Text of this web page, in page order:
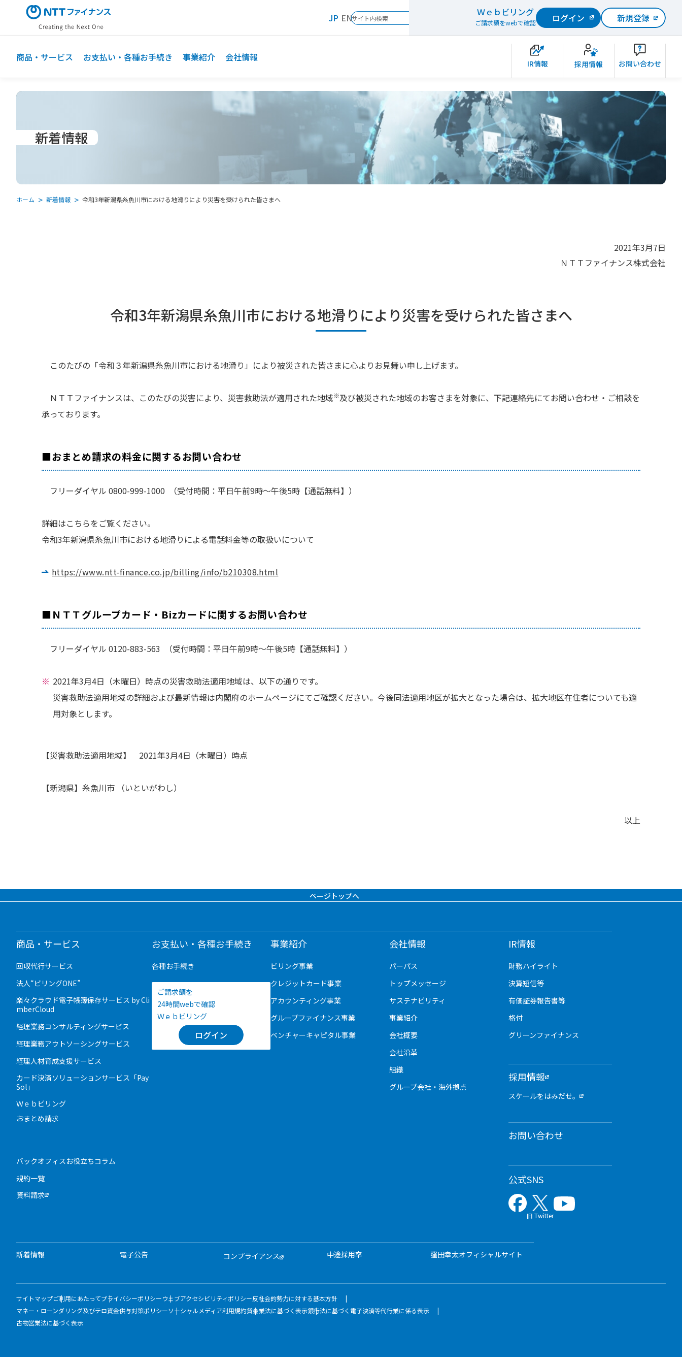
ン
JP EN Ｗｅｂビリング
ご請求額をwebで確認 ログイン 新規登録
商品・サービス お支払い・各種お手続き 事業紹介 会社情報
IR情報 採用情報 お問い合わせ
新着情報
ホーム 新着情報 令和3年新潟県糸魚川市における地滑りにより災害を受けられた皆さまへ
2021年3月7日
ＮＴＴファイナンス株式会社
令和3年新潟県糸魚川市における地滑りにより災害を受けられた皆さまへ
このたびの「令和３年新潟県糸魚川市における地滑り」により被災された皆さまに心よりお見舞い申し上げます。
ＮＴＴファイナンスは、このたびの災害により、災害救助法が適用された地域※及び被災された地域のお客さまを対象に、下記連絡先にてお問い合わせ・ご相談を
承っております。
■おまとめ請求の料金に関するお問い合わせ
フリーダイヤル 0800-999-1000 （受付時間：平日午前9時～午後5時【通話無料】）
詳細はこちらをご覧ください。
令和3年新潟県糸魚川市における地滑りによる電話料金等の取扱いについて
https://www.ntt-finance.co.jp/billing/info/b210308.html
■ＮＴＴグループカード・Bizカードに関するお問い合わせ
フリーダイヤル 0120-883-563 （受付時間：平日午前9時～午後5時【通話無料】）
2021年3月4日（木曜日）時点の災害救助法適用地域は、以下の通りです。
災害救助法適用地域の詳細および最新情報は内閣府のホームページにてご確認ください。今後同法適用地区が拡大となった場合は、拡大地区在住者についても適
用対象とします。
【災害救助法適用地域】 2021年3月4日（木曜日）時点
【新潟県】糸魚川市 （いといがわし）
以上
ページトップへ
商品・サービス
回収代行サービス
法人“ビリングONE”
楽々クラウド電子帳簿保存サービス by Cli
mberCloud
経理業務コンサルティングサービス
経理業務アウトソーシングサービス
経理人材育成支援サービス
カード決済ソリューションサービス「Pay
Sol」
Ｗｅｂビリング
おまとめ請求
バックオフィスお役立ちコラム
規約一覧
資料請求
お支払い・各種お手続き
各種お手続き
ご請求額を
24時間webで確認
Ｗｅｂビリング
ログイン
事業紹介
ビリング事業
クレジットカード事業
アカウンティング事業
グループファイナンス事業
ベンチャーキャピタル事業
会社情報
パーパス
トップメッセージ
サステナビリティ
事業紹介
会社概要
会社沿革
組織
グループ会社・海外拠点
IR情報
財務ハイライト
決算短信等
有価証券報告書等
格付
グリーンファイナンス
採用情報
スケールをはみだせ。
お問い合わせ
公式SNS
旧 Twitter
新着情報 電子公告 コンプライアンス 中途採用率 窪田幸太オフィシャルサイト
サイトマップご利用にあたってプライバシーポリシーウェブアクセシビリティポリシー反社会的勢力に対する基本方針
マネー・ローンダリング及びテロ資金供与対策ポリシーソーシャルメディア利用規約貸金業法に基づく表示銀行法に基づく電子決済等代行業に係る表示
古物営業法に基づく表示